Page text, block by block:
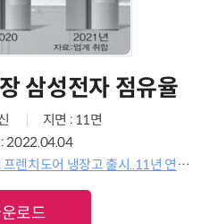
삼성전자 점유율
지면 : 11면
: 2022.04.04
냉장고 출시..11년 연속 글로벌 선두 수성 나서
로드